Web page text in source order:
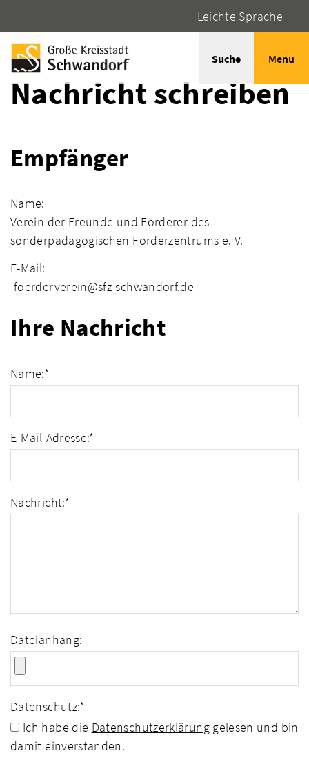
Leichte Sprache
Suche Menu
Nachricht schreiben
Empfänger
Name:
Verein der Freunde und Förderer des
sonderpädagogischen Förderzentrums e. V.
E-Mail:
foerderverein@sfz-schwandorf.de
Ihre Nachricht
Name:*
E-Mail-Adresse:*
Nachricht:*
Dateianhang:
Datenschutz:*
Ich habe die Datenschutzerklärunggelesen und bin
damit einverstanden.